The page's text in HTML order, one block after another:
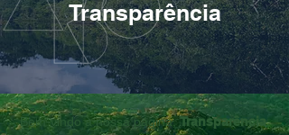
Transparência
Bem-vindo à nossa página,Transparência.